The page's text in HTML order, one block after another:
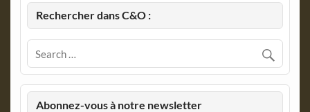
Rechercher dans C&O :
Abonnez-vous à notre newsletter